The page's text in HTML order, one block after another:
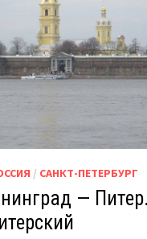
/ САНКТ-ПЕТЕРБУРГ
—